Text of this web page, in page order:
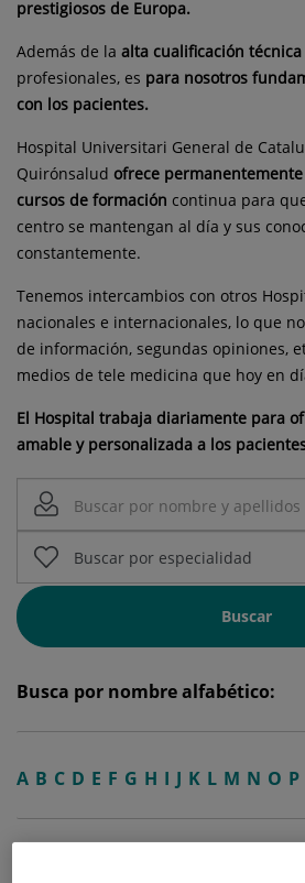
prestigiosos de Europa.
Además de la alta cualificación técnica
profesionales, es para nosotros
con los pacientes.
Hospital Universitari General de
Quirónsalud ofrece
cursos de formación continua para
centro se mantengan al día y sus
constantemente.
Tenemos intercambios con otros
nacionales e internacionales, lo que
de información, segundas opiniones,
medios de tele medicina que hoy en
El Hospital trabaja diariamente para
amable y personalizada a los
Buscar
Busca por nombre alfabético:
A B C D E F G H I J K L M N O P